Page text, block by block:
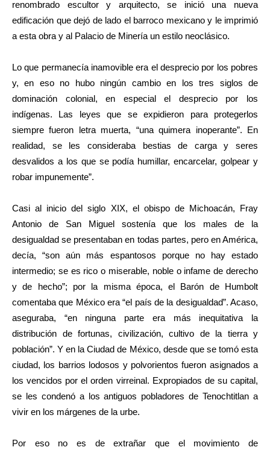
renombrado escultor y arquitecto, se inició una nueva
edificación que dejó de lado el barroco mexicano y le imprimió
a esta obra y al Palacio de Minería un estilo neoclásico.
Lo que permanecía inamovible era el desprecio por los pobres
y, en eso no hubo ningún cambio en los tres siglos de
dominación colonial, en especial el desprecio por los
indígenas. Las leyes que se expidieron para protegerlos
siempre fueron letra muerta, “una quimera inoperante”. En
realidad, se les consideraba bestias de carga y seres
desvalidos a los que se podía humillar, encarcelar, golpear y
robar impunemente”.
Casi al inicio del siglo XIX, el obispo de Michoacán, Fray
Antonio de San Miguel sostenía que los males de la
desigualdad se presentaban en todas partes, pero en América,
decía, “son aún más espantosos porque no hay estado
intermedio; se es rico o miserable, noble o infame de derecho
y de hecho”; por la misma época, el Barón de Humbolt
comentaba que México era “el país de la desigualdad”. Acaso,
aseguraba, “en ninguna parte era más inequitativa la
distribución de fortunas, civilización, cultivo de la tierra y
población”. Y en la Ciudad de México, desde que se tomó esta
ciudad, los barrios lodosos y polvorientos fueron asignados a
los vencidos por el orden virreinal. Expropiados de su capital,
se les condenó a los antiguos pobladores de Tenochtitlan a
vivir en los márgenes de la urbe.
Por eso no es de extrañar que el movimiento de